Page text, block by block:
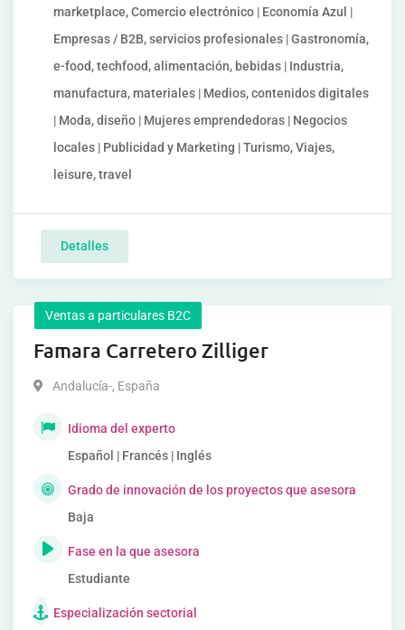
marketplace, Comercio electrónico | Economía Azul |
Empresas / B2B, servicios profesionales | Gastronomía,
e-food, techfood, alimentación, bebidas | Industria,
manufactura, materiales | Medios, contenidos digitales
| Moda, diseño | Mujeres emprendedoras | Negocios
locales | Publicidad y Marketing | Turismo, Viajes,
leisure, travel
Detalles
Ventas a particulares B2C
Famara Carretero Zilliger
Andalucía-, España
Idioma del experto
Español | Francés | Inglés
Grado de innovación de los proyectos que asesora
Baja
Fase en la que asesora
Estudiante
Especialización sectorial